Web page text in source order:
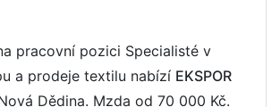
pracovní pozici Specialisté v
a prodeje textilu nabízí EKSPOR
Dědina. Mzda od 70 000 Kč.